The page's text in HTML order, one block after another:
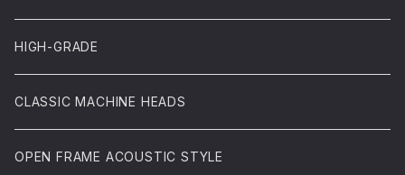
HIGH-GRADE
CLASSIC MACHINE HEADS
OPEN FRAME ACOUSTIC STYLE